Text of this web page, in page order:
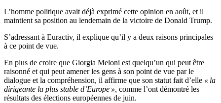
L’homme politique avait déjà exprimé cette opinion en août, et il
maintient sa position au lendemain de la victoire de Donald Trump.
S’adressant à Euractiv, il explique qu’il y a deux raisons principales
à ce point de vue.
En plus de croire que Giorgia Meloni est quelqu’un qui peut être
raisonné et qui peut amener les gens à son point de vue par le
dialogue et la compréhension, il affirme que son statut fait d’elle « la
dirigeante la plus stable d’Europe », comme l’ont démontré les
résultats des élections européennes de juin.